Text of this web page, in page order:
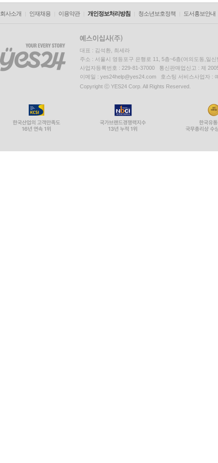
회사소개 인재채용 이용약관 개인정보처리방침 청소년보호정책 도서홍보안내
대표 : 김석환, 최세라
주소 : 서울시 영등포구 은행로 11, 5층~6층(여의도동,일신
사업자등록번호 : 229-81-37000 통신판매업신고 : 제
이메일 : yes24help@yes24.com 호스팅 서비스사업자 :
Copyright ⓒ YES24 Corp. All Rights Reserved.